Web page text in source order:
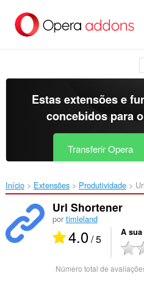
para
Estas extensões e
concebidos para o
Transferir Opera
Início Extensões Produtividade
Url Shortener
por timleland
4.0/ 5 A
Número total de